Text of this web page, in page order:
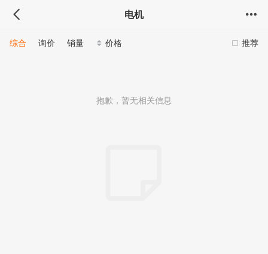
电机
推荐
综合 询价 销量 价格
抱歉，暂无相关信息